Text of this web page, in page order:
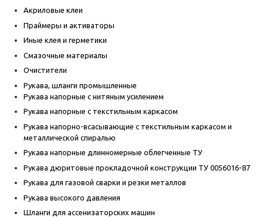
Акриловые клеи
Праймеры и активаторы
Иные клея и герметики
Смазочные материалы
Очистители
Рукава, шланги промышленные
Рукава напорные с нитяным усилением
Рукава напорные с текстильным каркасом
Рукава напорно-всасывающие с текстильным каркасом и
металлической спиралью
Рукава напорные длинномерные облегченные ТУ
Рукава дюритовые прокладочной конструкции ТУ 0056016-87
Рукава для газовой сварки и резки металлов
Рукава высокого давления
Шланги для ассенизаторских машин